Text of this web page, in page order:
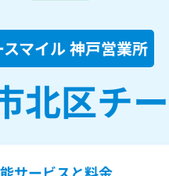
スマイル 神戸営業所
北区チ